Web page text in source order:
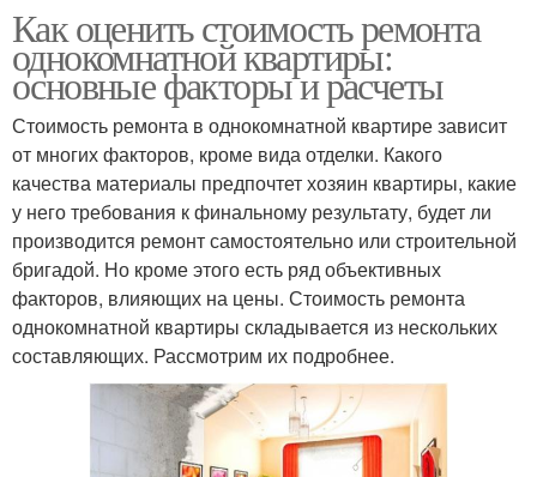
Как оценить стоимость ремонта
однокомнатной квартиры:
основные факторы и расчеты
Стоимость ремонта в однокомнатной квартире зависит
от многих факторов, кроме вида отделки. Какого
качества материалы предпочтет хозяин квартиры, какие
у него требования к финальному результату, будет ли
производится ремонт самостоятельно или строительной
бригадой. Но кроме этого есть ряд объективных
факторов, влияющих на цены. Стоимость ремонта
однокомнатной квартиры складывается из нескольких
составляющих. Рассмотрим их подробнее.